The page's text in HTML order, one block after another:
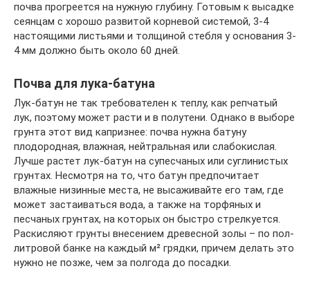
почва прогреется на нужную глубину. Готовым к высадке
сеянцам с хорошо развитой корневой системой, 3-4
настоящими листьями и толщиной стебля у основания 3-
4 мм должно быть около 60 дней.
Почва для лука-батуна
Лук-батун не так требователен к теплу, как репчатый
лук, поэтому может расти и в полутени. Однако в выборе
грунта этот вид капризнее: почва нужна батуну
плодородная, влажная, нейтральная или слабокислая.
Лучше растет лук-батун на супесчаных или суглинистых
грунтах. Несмотря на то, что батун предпочитает
влажные низинные места, не высаживайте его там, где
может застаиваться вода, а также на торфяных и
песчаных грунтах, на которых он быстро стрелкуется.
Раскисляют грунты внесением древесной золы – по пол-
литровой банке на каждый м² грядки, причем делать это
нужно не позже, чем за полгода до посадки.